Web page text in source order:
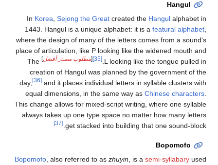
Hangul
In Korea, Sejong the Great created the Hangul alphabet in
1443. Hangul is a unique alphabet: it is a featural alphabet,
where the design of many of the letters comes from a sound's
place of articulation, like P looking like the widened mouth and
L looking like the tongue pulled in.
[35]
[مطلوب مصدر أفضل]
The
creation of Hangul was planned by the government of the
day,
[36] and it places individual letters in syllable clusters with
equal dimensions, in the same way as Chinese characters.
This change allows for mixed-script writing, where one syllable
always takes up one type space no matter how many letters
get stacked into building that one sound-block.
[37]
Bopomofo
Bopomofo , also referred to as zhuyin , is a semi-syllabary used